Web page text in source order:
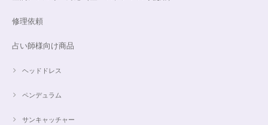
修理依頼
占い師様向け商品
ヘッドドレス
ペンデュラム
サンキャッチャー